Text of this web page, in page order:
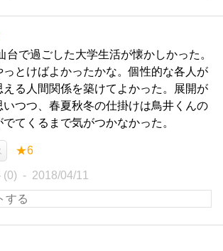
台で過ごした大学生活が懐かしかった。
っとけばよかったかな。個性的な各人が
える人間関係を築けてよかった。展開が
いつつ、春夏秋冬の仕掛けは鳥井くんの
でてくるまで気がつかなかった。
★6
(0) 2018/04/11